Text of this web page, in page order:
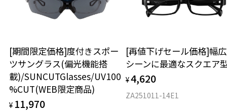
[期間限定価格]度付きスポー
ツサングラス(偏光機能搭
載)/SUNCUTGlasses/UV100
%CUT(WEB限定商品)
¥ 11,970
[再値下げセール価格]幅
シーンに最適なスクエア
¥4,620
ZA251011-14E1